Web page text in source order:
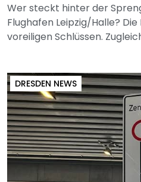
Wer steckt hinter der
Flughafen Leipzig/Halle?
voreiligen Schlüssen.
DRESDEN NEWS